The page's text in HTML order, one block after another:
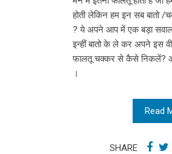
होती लेकिन हम इन सब बातो
? ये अपने आप में एक बड़ा
इन्हीं बातो के ले कर अपने इस
फालतू चक्कर से कैसे निकलें?
।
Read
SHARE